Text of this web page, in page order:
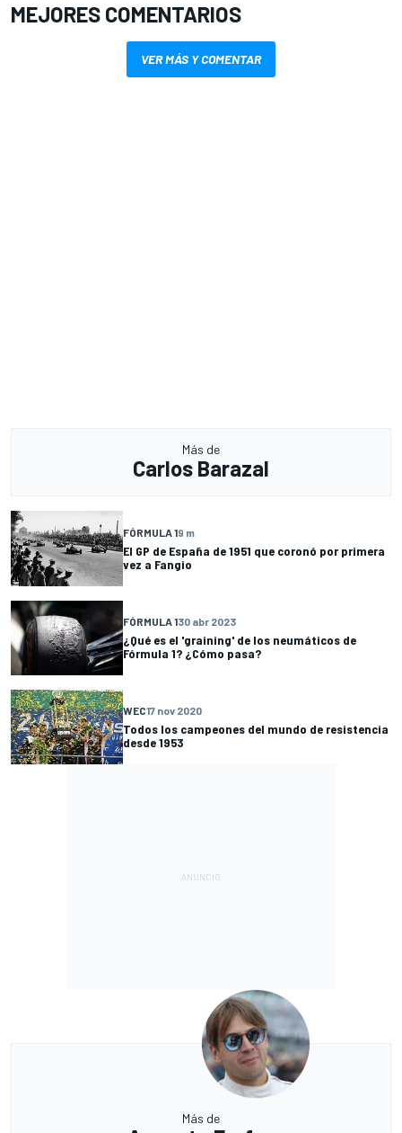
MEJORES COMENTARIOS
VER MÁS Y COMENTAR
Más de
Carlos Barazal
FÓRMULA 19 m
El GP de España de 1951 que coronó por primera
vez a Fangio
FÓRMULA 130 abr 2023
¿Qué es el 'graining' de los neumáticos de
Fórmula 1? ¿Cómo pasa?
WEC17 nov 2020
Todos los campeones del mundo de resistencia
desde 1953
Más de